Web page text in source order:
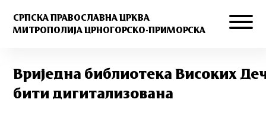
СРПСКА ПРАВОСЛАВНА ЦРКВА
МИТРОПОЛИЈА ЦРНОГОРСКО-ПРИМОРСКА
Вриjедна библиотека Високих
бити дигитализована